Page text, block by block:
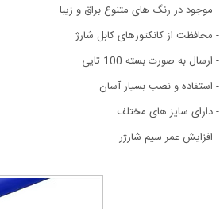
- موجود در رنگ های متنوع براق و زیبا
- محافظت از کانکتورهای کابل شارژ
- ارسال به صورت بسته 100 تایی
- استفاده و نصب بسیار آسان
- دارای سایز های مختلف
- افزایش عمر سیم شارژر